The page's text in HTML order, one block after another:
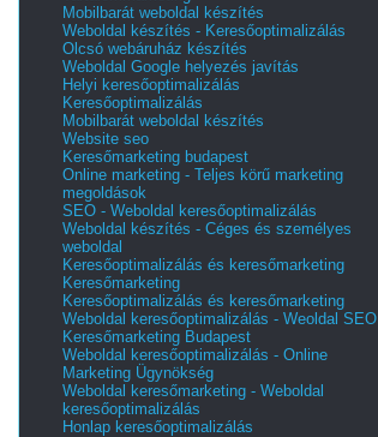
Mobilbarát weboldal készítés
Weboldal készítés - Keresőoptimalizálás
Olcsó webáruház készítés
Weboldal Google helyezés javítás
Helyi keresőoptimalizálás
Keresőoptimalizálás
Mobilbarát weboldal készítés
Website seo
Keresőmarketing budapest
Online marketing - Teljes körű marketing
megoldások
SEO - Weboldal keresőoptimalizálás
Weboldal készítés - Céges és személyes
weboldal
Keresőoptimalizálás és keresőmarketing
Keresőmarketing
Keresőoptimalizálás és keresőmarketing
Weboldal keresőoptimalizálás - Weoldal SEO
Keresőmarketing Budapest
Weboldal keresőoptimalizálás - Online
Marketing Ügynökség
Weboldal keresőmarketing - Weboldal
keresőoptimalizálás
Honlap keresőoptimalizálás